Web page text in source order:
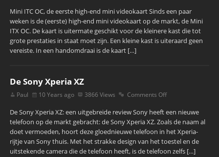
Mini ITC OC, de eerste high-end mini videokaart Sinds een paar
weken is de (eerste) high-end mini videokaart op de markt, de Mini
ITX OC. De kaart is uitermate geschikt voor de kleinere kast die tot
grote prestaties in staat moet zijn. Een kleine kast is uiteraard geen
vereiste. In een handomdraai is de kaart […]
De Sony Xperia XZ
Paul 10 Years ago 3866 Views Comments Off
De Sony Xperia XZ: een uitgebreide review Sony heeft een nieuwe
telefoon op de markt gebracht: de Sony Xperia XZ. Zoals de naam al
doet vermoeden, hoort deze gloednieuwe telefoon in het Xperia-
rijtje van Sony thuis. Met het strakke design van het toestel en de
uitstekende camera die de telefoon heeft, is de telefoon zelfs […]